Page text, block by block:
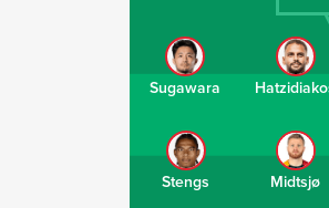
Sugawara
Stengs Midtsjø